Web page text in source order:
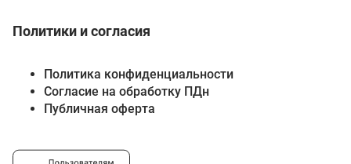
Политики и согласия
Политика конфиденциальности
Согласие на обработку ПДн
Публичная оферта